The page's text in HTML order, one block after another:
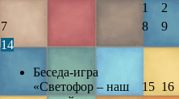
1
2
7 8 9
14
Беседа-игра
«Светофор – наш
15 16